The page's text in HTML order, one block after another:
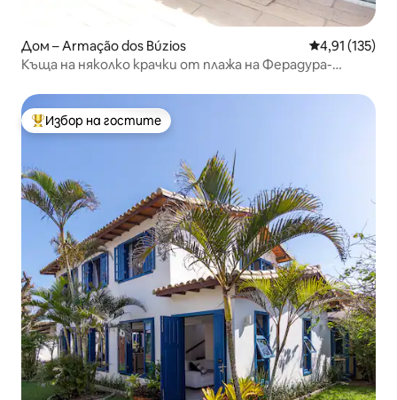
Дом – Armação dos Búzios Средна
4,91 (135)
Къща на няколко крачки от плажа на Ферадура-
Най-популярен избор на гостите
Избор на гостите